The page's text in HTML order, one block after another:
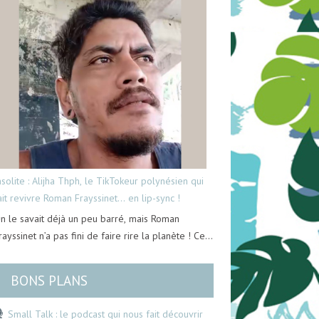
: Alijha Thph, le TikTokeur polynésien qui
revivre Roman Frayssinet… en lip-sync !
le savait déjà un peu barré, mais Roman
n’a pas fini de faire rire la planète ! Ce…
BONS PLANS
Small Talk : le podcast qui nous fait découvrir